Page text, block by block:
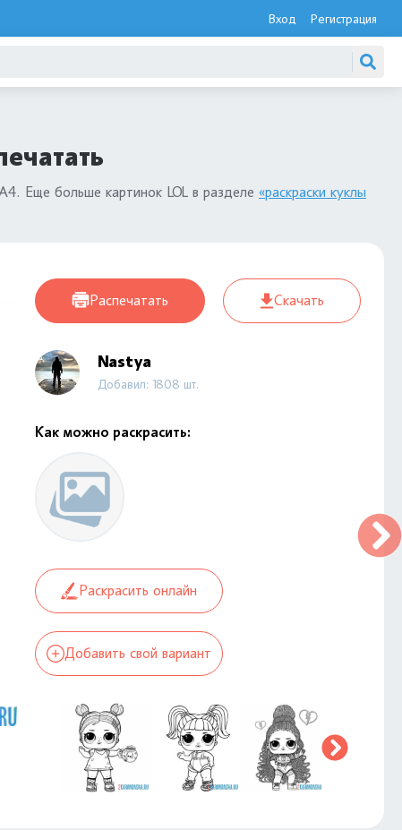
Вход Регистрация
Еще больше картинок LOL в разделе «раскраски куклы
Распечатать Скачать
Nastya
Добавил: 1808 шт.
Как можно раскрасить:
Раскрасить онлайн
Добавить свой вариант